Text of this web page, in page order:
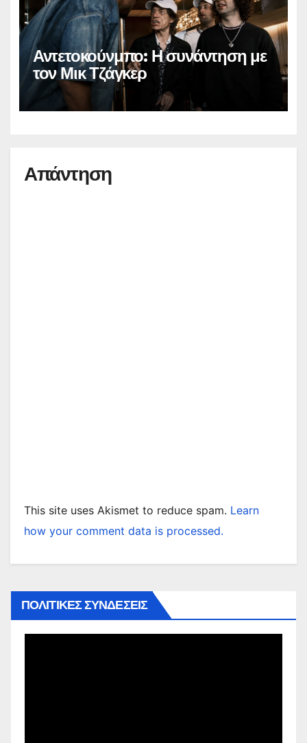
Αντετοκούνμπο: Η συνάντηση με
τον Μικ Τζάγκερ
Απάντηση
This site uses Akismet to reduce spam. Learn
how your comment data is processed.
ΠΟΛΙΤΙΚΕΣ ΣΥΝΔΕΣΕΙΣ